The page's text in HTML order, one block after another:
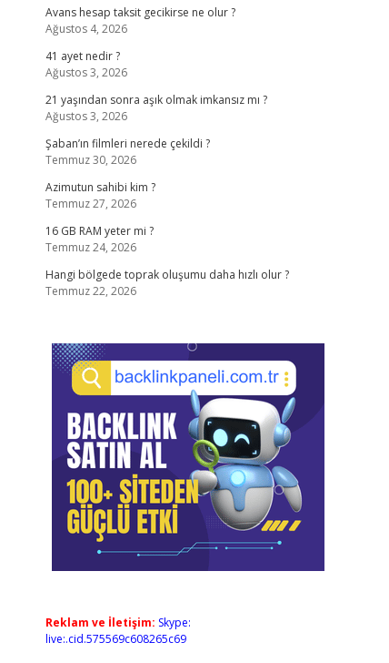
Avans hesap taksit gecikirse ne olur ?
Ağustos 4, 2026
41 ayet nedir ?
Ağustos 3, 2026
21 yaşından sonra aşık olmak imkansız mı ?
Ağustos 3, 2026
Şaban’ın filmleri nerede çekildi ?
Temmuz 30, 2026
Azimutun sahibi kim ?
Temmuz 27, 2026
16 GB RAM yeter mi ?
Temmuz 24, 2026
Hangi bölgede toprak oluşumu daha hızlı olur ?
Temmuz 22, 2026
Reklam ve İletişim: Skype:
live:.cid.575569c608265c69